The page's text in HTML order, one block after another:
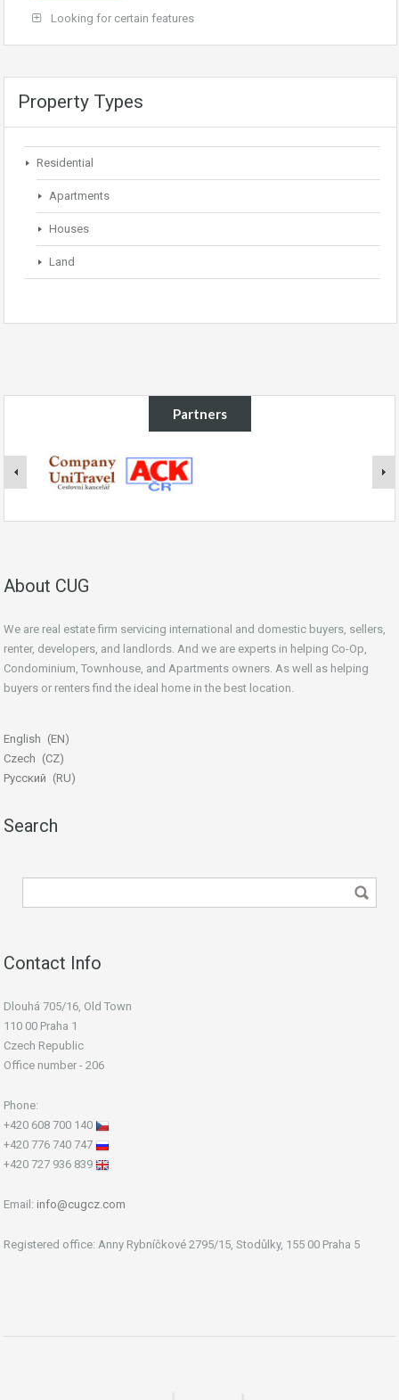
Looking for certain features
Property Types
Residential
Apartments
Houses
Land
Partners
About CUG
We are real estate firm servicing international and domestic buyers, sellers,
renter, developers, and landlords. And we are experts in helping Co-Op,
Condominium, Townhouse, and Apartments owners. As well as helping
buyers or renters find the ideal home in the best location.
English
EN
Czech
CZ
Русский
RU
Search
Contact Info
Dlouhá 705/16, Old Town
110 00 Praha 1
Czech Republic
Office number - 206
Phone:
+420 608 700 140
+420 776 740 747
+420 727 936 839
Email: info@cugcz.com
Registered office: Anny Rybníčkové 2795/15, Stodůlky, 155 00 Praha 5